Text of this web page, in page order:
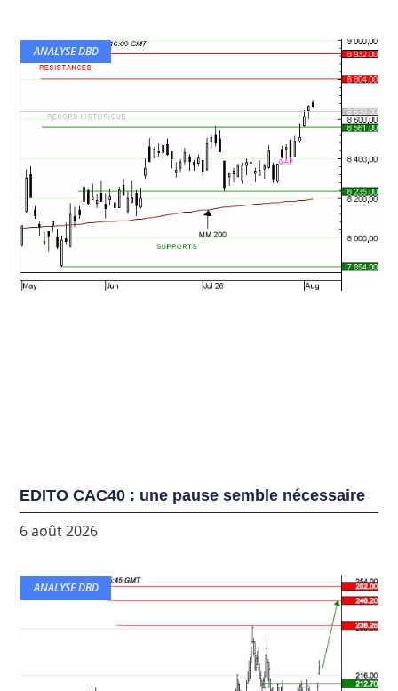
ANALYSE DBD
EDITO CAC40 : une pause semble nécessaire
6 août 2026
ANALYSE DBD